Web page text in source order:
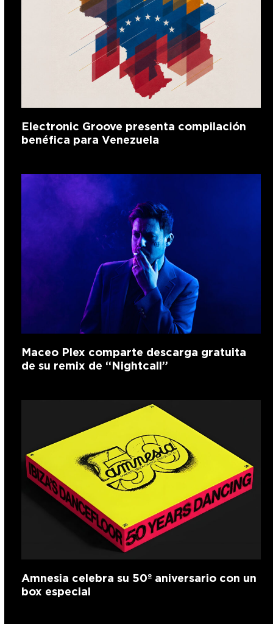
Electronic Groove presenta compilación
benéfica para Venezuela
Maceo Plex comparte descarga gratuita
de su remix de “Nightcall”
Amnesia celebra su 50º aniversario con un
box especial